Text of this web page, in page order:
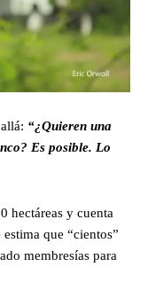
“¿Quieren una
Es posible. Lo
hectáreas y cuenta
que “cientos”
membresías para